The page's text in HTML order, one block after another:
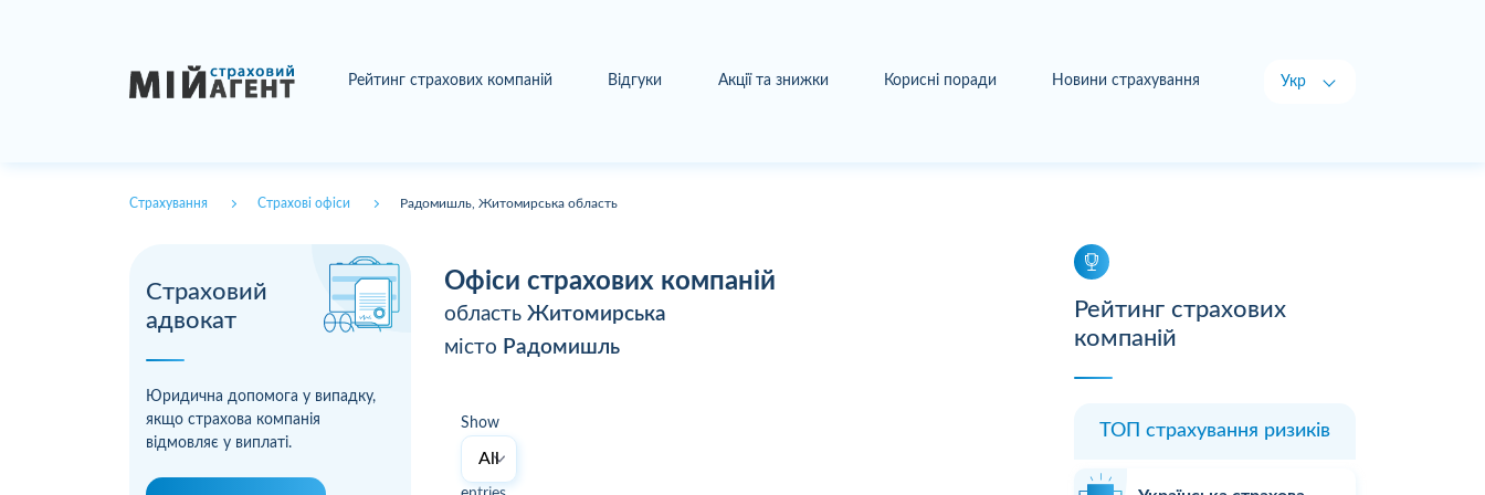
Рейтинг страхових компаній Відгуки Акції та знижки Корисні поради Новини страхування Укр
Страхування Страхові офіси Радомишль, Житомирська область
Страховий
адвокат
Юридична допомога у випадку,
якщо страхова компанія
відмовляє у виплаті.
Офіси страхових компаній
область Житомирська
місто Радомишль
Show
Рейтинг страхових
компаній
ТОП страхування ризиків